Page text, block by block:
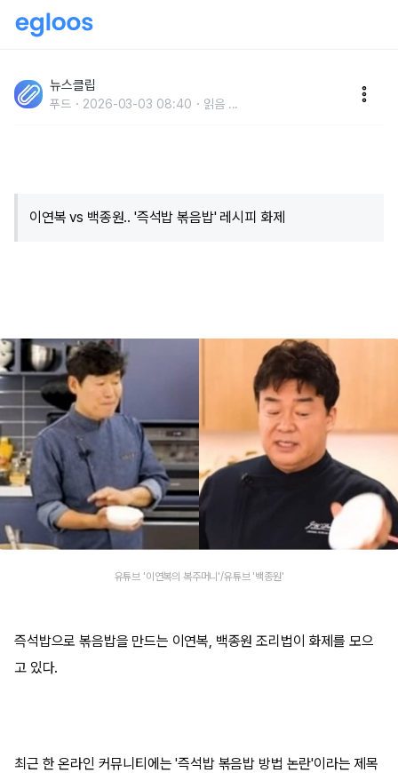
종원 즉석밥 볶음밥 레시피
뉴스클립
푸드 2026-03-03 08:40 읽음 ...
이연복 vs 백종원.. '즉석밥 볶음밥' 레시피 화제
유튜브 '이연복의 복주머니'/유튜브 '백종원'
즉석밥으로 볶음밥을 만드는 이연복, 백종원 조리법이 화제를 모으
고 있다.
최근 한 온라인 커뮤니티에는 '즉석밥 볶음밥 방법 논란'이라는 제목